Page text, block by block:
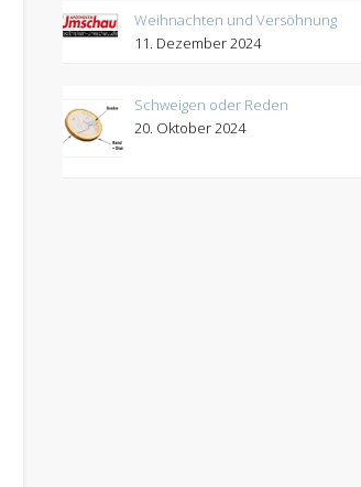
Weihnachten und Versöhnung
11. Dezember 2024
Schweigen oder Reden
20. Oktober 2024